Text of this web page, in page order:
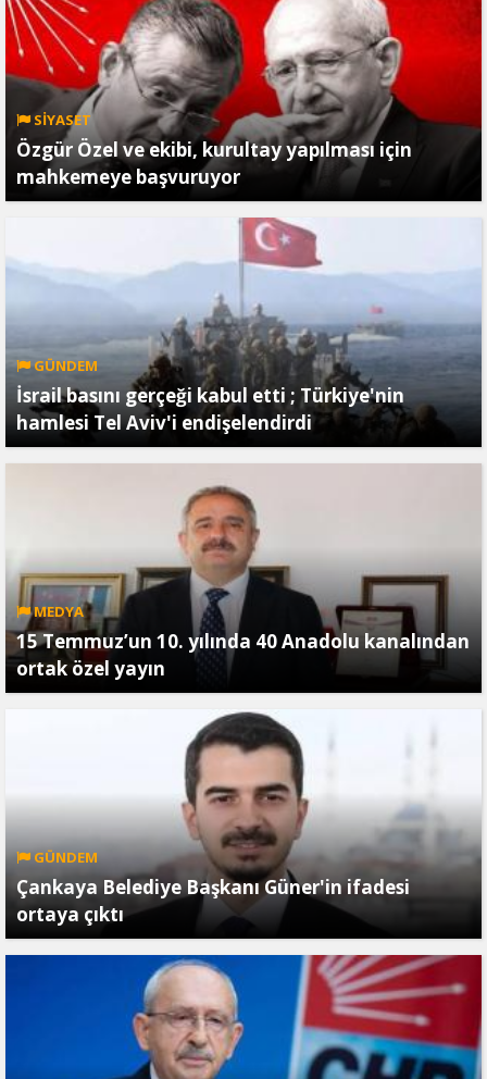
SİYASET
Özgür Özel ve ekibi, kurultay yapılması için
mahkemeye başvuruyor
GÜNDEM
İsrail basını gerçeği kabul etti ; Türkiye'nin
hamlesi Tel Aviv'i endişelendirdi
MEDYA
15 Temmuz’un 10. yılında 40 Anadolu kanalından
ortak özel yayın
GÜNDEM
Çankaya Belediye Başkanı Güner'in ifadesi
ortaya çıktı